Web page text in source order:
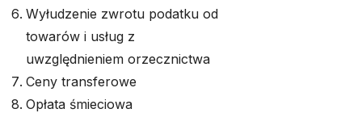
Wyłudzenie zwrotu podatku od
towarów i usług z
uwzględnieniem orzecznictwa
Ceny transferowe
Opłata śmieciowa